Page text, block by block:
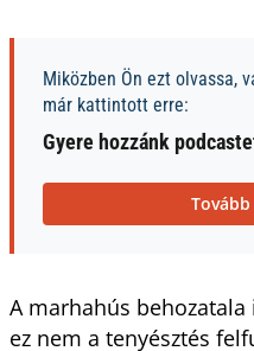
Miközben Ön ezt olvassa,
már kattintott erre:
Gyere hozzánk
A marhahús
ez nem a tenyésztés